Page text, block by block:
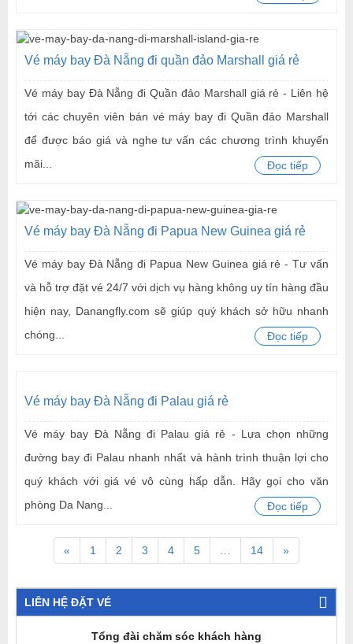
Vé máy bay Đà Nẵng đi quần đảo Marshall giá rẻ
Vé máy bay Đà Nẵng đi Quần đảo Marshall giá rẻ - Liên hệ
tới các chuyên viên bán vé máy bay đi Quần đảo Marshall
để được báo giá và nghe tư vấn các chương trình khuyến
mãi...
Đọc tiếp
Vé máy bay Đà Nẵng đi Papua New Guinea giá rẻ
Vé máy bay Đà Nẵng đi Papua New Guinea giá rẻ - Tư vấn
và hỗ trợ đặt vé 24/7 với dịch vụ hàng không uy tín hàng đầu
hiện nay, Danangfly.com sẽ giúp quý khách sở hữu nhanh
chóng...
Đọc tiếp
Vé máy bay Đà Nẵng đi Palau giá rẻ
Vé máy bay Đà Nẵng đi Palau giá rẻ - Lựa chọn những
đường bay đi Palau nhanh nhất và hành trình thuận lợi cho
quý khách với giá vé vô cùng hấp dẫn. Hãy gọi cho văn
phòng Da Nang...
Đọc tiếp
« 1 2 3 4 5 … 14 »
LIÊN HỆ ĐẶT VÉ
Tổng đài chăm sóc khách hàng